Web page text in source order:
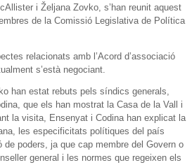
i Željana Zovko, s’han reunit aquest
de la Comissió Legislativa de Política
relacionats amb l’Acord d’associació
s’està negociant.
han estat rebuts pels síndics generals,
que els han mostrat la Casa de la Vall i
la visita, Ensenyat i Codina han explicat la
les especificitats polítiques del país
de poders, ja que cap membre del Govern o
general i les normes que regeixen els